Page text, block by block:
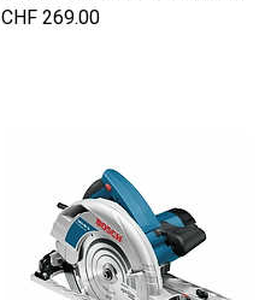
Preis
CHF 269.00